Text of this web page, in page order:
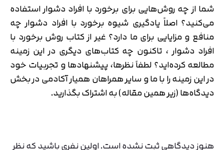
شما از چه روش‌هایی برای برخورد با افراد دشوار استفاده
می‌کنید؟ اصلاً یادگیری شیوه برخورد با افراد دشوار چه
منافع و مزایایی برای ما دارد؟ غیر از کتاب روش برخورد با
افراد دشوار ، تاکنون چه کتاب‌های دیگری در این زمینه
مطالعه کرده‌اید؟ لطفاً نظرها، پیشنهادها و تجربیات خود
در این زمینه را با ما و سایر همراهان همیار آکادمی در بخش
دیدگاه‌ها (زیر همین مقاله) به اشتراک بگذارید.
هنوز دیدگاهی ثبت نشده است. اولین نفری باشید که نظر